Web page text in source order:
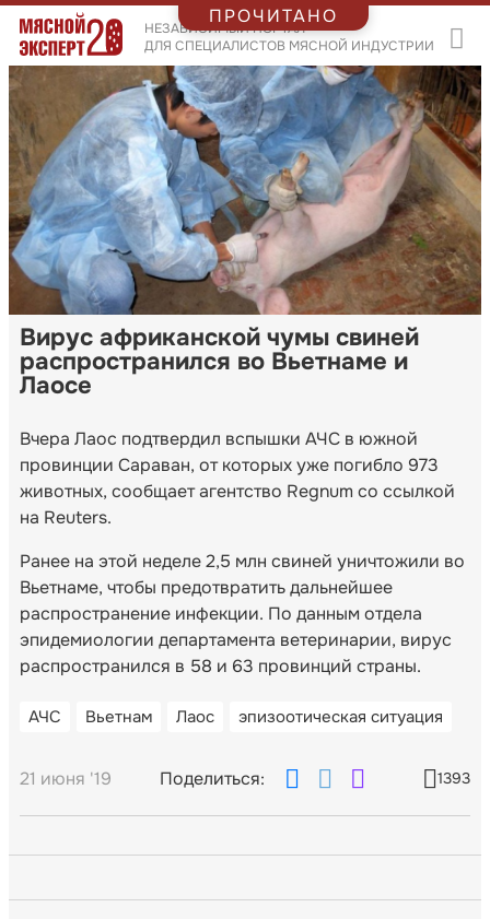
НЕЗАВИСИМЫЙ ПОРТАЛ
ДЛЯ СПЕЦИАЛИСТОВ МЯСНОЙ ИНДУСТРИИ
Вирус африканской чумы свиней
распространился во Вьетнаме и
Лаосе
Вчера Лаос подтвердил вспышки АЧС в южной
провинции Сараван, от которых уже погибло 973
животных, сообщает агентство Regnum со ссылкой
на Reuters.
Ранее на этой неделе 2,5 млн свиней уничтожили во
Вьетнаме, чтобы предотвратить дальнейшее
распространение инфекции. По данным отдела
эпидемиологии департамента ветеринарии, вирус
распространился в 58 и 63 провинций страны.
АЧС Вьетнам Лаос эпизоотическая ситуация
21 июня '19 Поделиться: 1393
ПРОЧИТАНО